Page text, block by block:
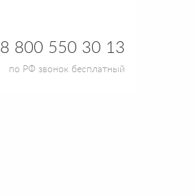
8 800 550 30 13
по РФ звонок бесплатный